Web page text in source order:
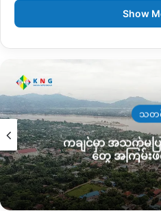
ကာင္း ကခ်င္ႏွစ္ျခင္းခရစ္ယာန္အ
သိရပါသည္။
Show
သတ
ကချင်မှာ အသက်မ
တွေ အကြမ်းဖ